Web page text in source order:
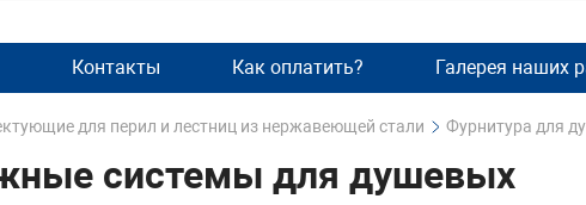
Контакты Как оплатить? Галерея наших
для перил и лестниц из нержавеющей стали Фурнитура для
сиcтемы для душевых